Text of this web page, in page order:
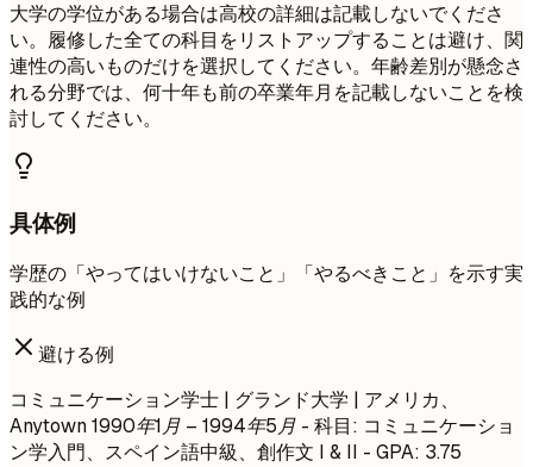
大学の学位がある場合は高校の詳細は記載しないでくださ
い。履修した全ての科目をリストアップすることは避け、関
連性の高いものだけを選択してください。年齢差別が懸念さ
れる分野では、何十年も前の卒業年月を記載しないことを検
討してください。
具体例
学歴の「やってはいけないこと」「やるべきこと」を示す実
践的な例
避ける例
コミュニケーション学士 | グランド大学 | アメリカ、
Anytown1990年1月 – 1994年5月 - 科目: コミュニケーショ
ン学入門、スペイン語中級、創作文 I & II - GPA: 3.75